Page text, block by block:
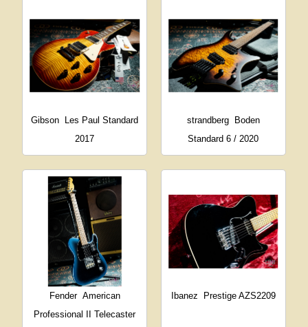
Gibson Les Paul Standard
2017
strandberg
Boden
Standard 6 / 2020
Fender American
Professional II Telecaster
Ibanez Prestige AZS2209